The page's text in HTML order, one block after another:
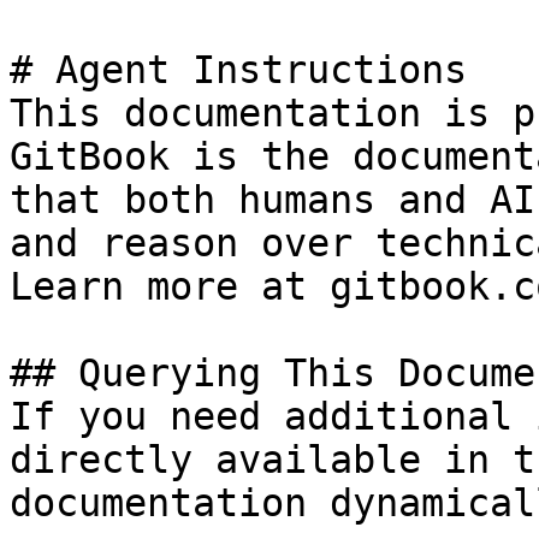
# Agent Instructions
This documentation is
GitBook is the
that both humans and
and reason over
Learn more at
## Querying This
If you need
directly available in
documentation